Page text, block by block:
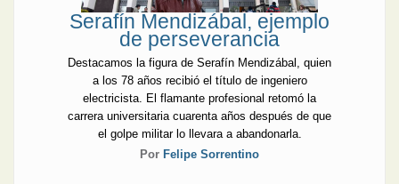
Serafín Mendizábal, ejemplo
de perseverancia
Destacamos la figura de Serafín Mendizábal, quien
a los 78 años recibió el título de ingeniero
electricista. El flamante profesional retomó la
carrera universitaria cuarenta años después de que
el golpe militar lo llevara a abandonarla.
Por Felipe Sorrentino